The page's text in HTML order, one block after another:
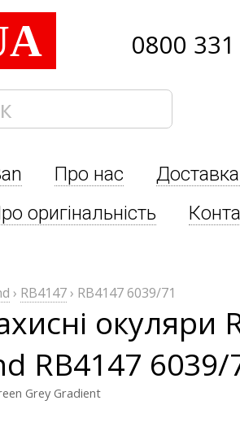
0800
Про нас
оригінальність
› RB4147› RB4147 6039/71
окуляри
RB4147 6039/
Grey Gradient